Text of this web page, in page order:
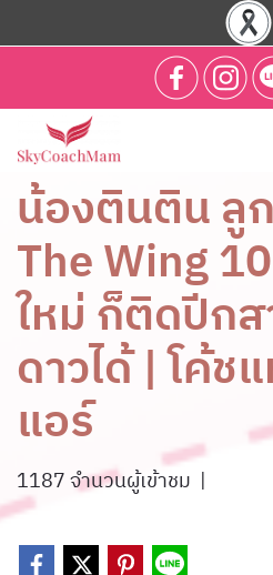
น้องตินติน ลู
The Wing
ใหม่ ก็ติดปีก
ดาวได้ | โค้ช
แอร์
1187 จำนวนผู้เข้าชม |